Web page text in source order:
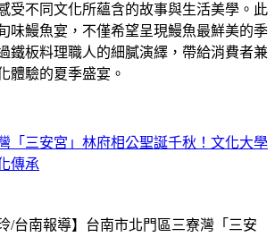
受不同文化所蘊含的故事與生活美學。此
味鰻魚宴，不僅希望呈現鰻魚最鮮美的季
鐵板料理職人的細膩演繹，帶給消費者兼
體驗的夏季盛宴。
「三安宮」林府相公聖誕千秋！文化大學
傳承
/台南報導】台南市北門區三寮灣「三安